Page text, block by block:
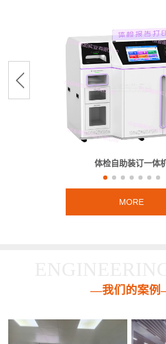
体检自助装订一体
MORE
—我们的案